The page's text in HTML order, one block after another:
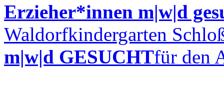
Erzieher*innen m|w|d
Waldorfkindergarten
m|w|d GESUCHTfür den